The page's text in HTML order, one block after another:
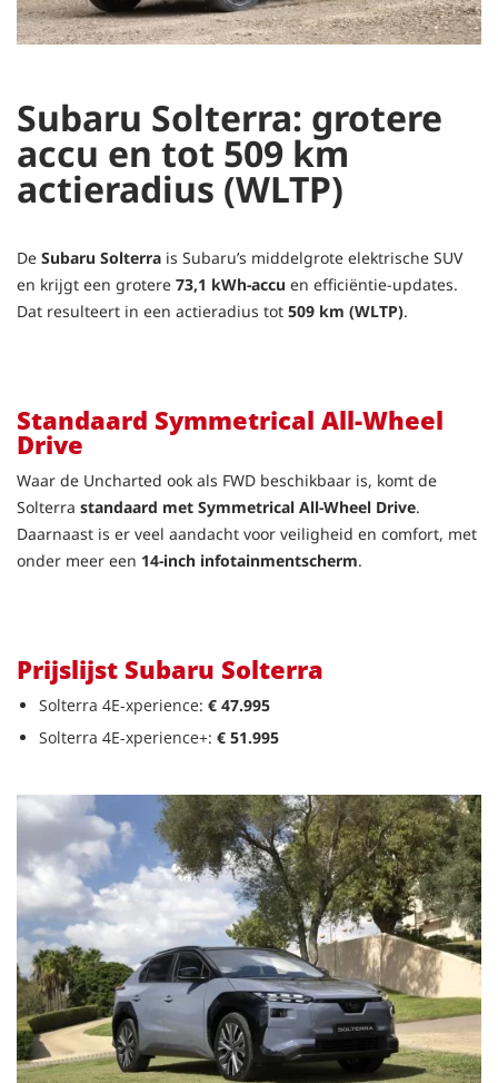
Subaru Solterra: grotere
accu en tot 509 km
actieradius (WLTP)
De Subaru Solterra is Subaru’s middelgrote elektrische SUV
en krijgt een grotere 73,1 kWh-accu en efficiëntie-updates.
Dat resulteert in een actieradius tot 509 km (WLTP).
Standaard Symmetrical All-Wheel
Drive
Waar de Uncharted ook als FWD beschikbaar is, komt de
Solterra standaard met Symmetrical All-Wheel Drive.
Daarnaast is er veel aandacht voor veiligheid en comfort, met
onder meer een 14-inch infotainmentscherm.
Prijslijst Subaru Solterra
Solterra 4E-xperience: € 47.995
Solterra 4E-xperience+: € 51.995